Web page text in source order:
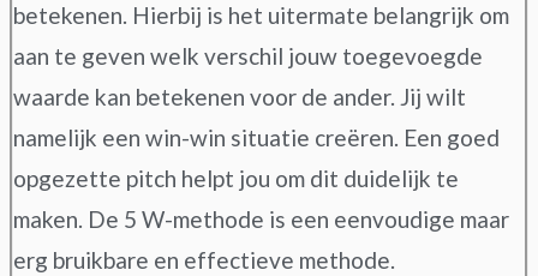
betekenen. Hierbij is het uitermate belangrijk om
aan te geven welk verschil jouw toegevoegde
waarde kan betekenen voor de ander. Jij wilt
namelijk een win-win situatie creëren. Een goed
opgezette pitch helpt jou om dit duidelijk te
maken. De 5 W-methode is een eenvoudige maar
erg bruikbare en effectieve methode.